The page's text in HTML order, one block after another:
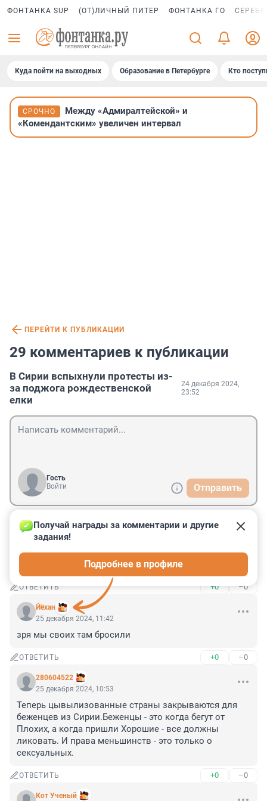
ФОНТАНКА SUP (ОТ)ЛИЧНЫЙ ПИТЕР ФОНТАНКА ГО
Куда пойти на выходных Образование в Петербурге Кто
СРОЧНО
Между «Адмиралтейской» и
«Комендантским» увеличен интервал
ПЕРЕЙТИ К ПУБЛИКАЦИИ
29 комментариев к публикации
В Сирии вспыхнули протесты из-
за поджога рождественской
елки
24 декабря 2024,
23:52
Гость
Войти
Отправить
Гость
25 декабря 2024, 11:44
Фонтанка! Забаньте ЭТО, в конце концов, имейте
ОТВЕТИТЬ +0 –0
Йёхан
Получай награды за комментарии и другие
задания!
Подробнее в профиле
25 декабря 2024, 11:42
зря мы своих там бросили
ОТВЕТИТЬ +0 –0
280604522
25 декабря 2024, 10:53
Теперь цывылизованные страны закрываются для
беженцев из Сирии.Беженцы - это когда бегут от
Плохих, а когда пришли Хорошие - все должны
ликовать. И права меньшинств - это только о
сексуальных.
ОТВЕТИТЬ +0 –0
Кот Ученый